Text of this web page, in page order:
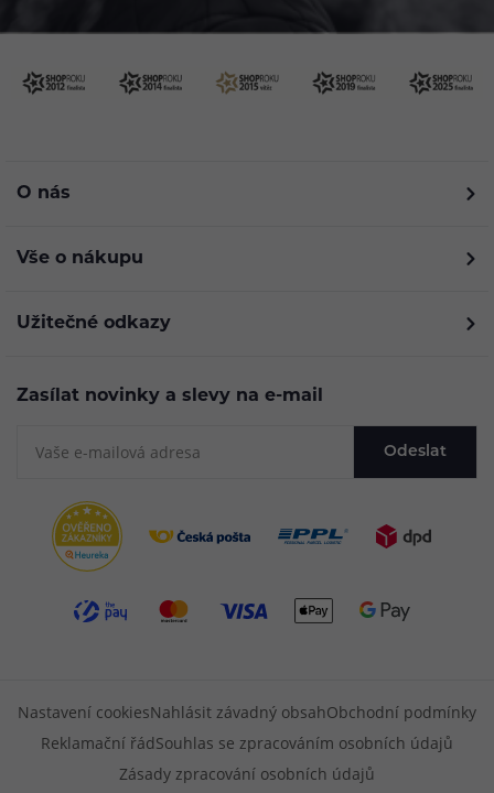
O nás
Vše o nákupu
Užitečné odkazy
Zasílat novinky a slevy na e-mail
Odeslat
Nastavení cookiesNahlásit závadný obsahObchodní podmínky
Reklamační řádSouhlas se zpracováním osobních údajů
Zásady zpracování osobních údajů